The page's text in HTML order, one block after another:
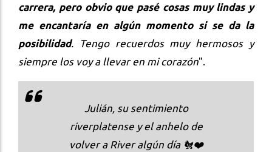
carrera, pero obvio que pasé cosas muy lindas y
me encantaría en algún momento si se da la
posibilidad. Tengo recuerdos muy hermosos y
siempre los voy a llevar en mi corazón".
Julián, su sentimiento
riverplatense y el anhelo de
volver a River algún día 🐔❤️